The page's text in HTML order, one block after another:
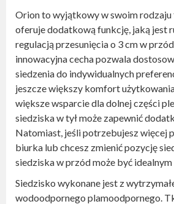
Orion to wyjątkowy w swoim
oferuje dodatkową funkcję, jaką jest
regulacją przesunięcia o 3 cm w przód
innowacyjna cecha pozwala
siedzenia do indywidualnych
jeszcze większy komfort
większe wsparcie dla dolnej części
siedziska w tył może zapewnić
Natomiast, jeśli potrzebujesz więcej
biurka lub chcesz zmienić pozycję
siedziska w przód może być
Siedzisko wykonane jest z
wodoodpornego plamoodpornego.